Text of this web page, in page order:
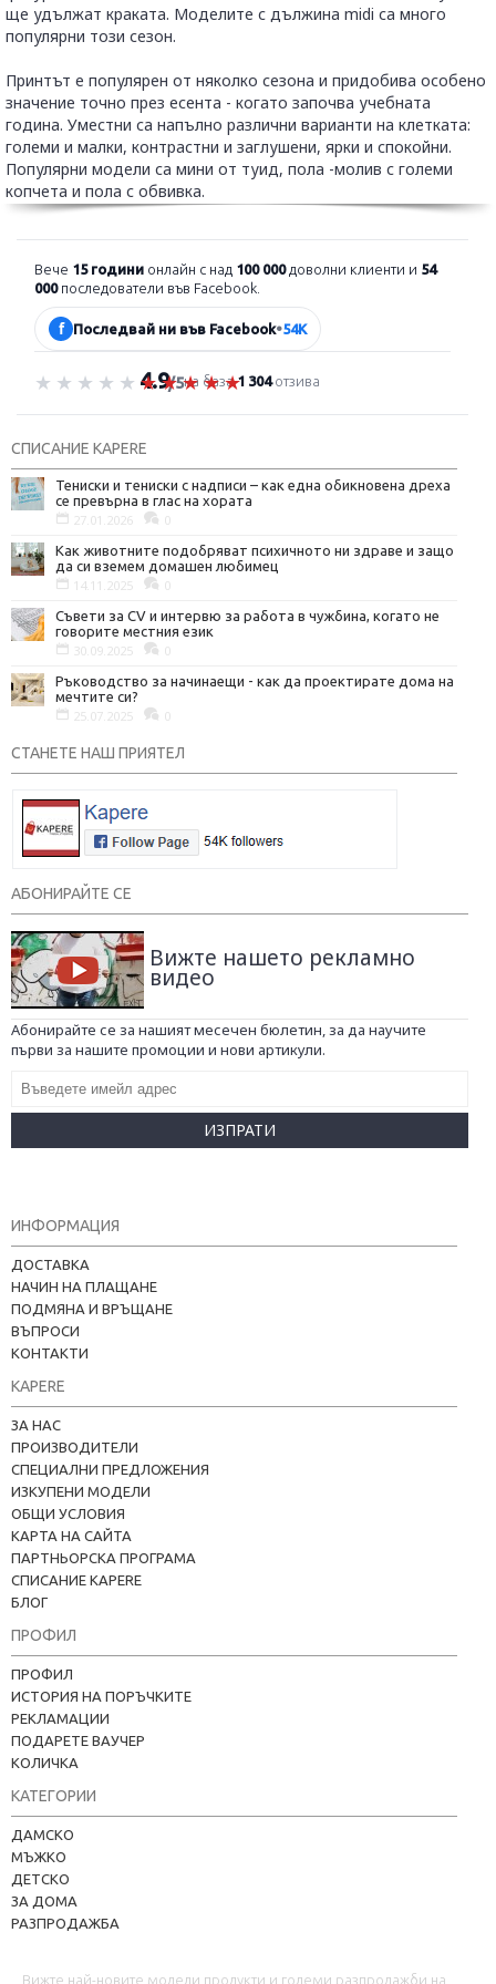
ще удължат краката. Моделите с дължина midi са много
популярни този сезон.
Принтът е популярен от няколко сезона и придобива особено
значение точно през есента - когато започва учебната
година. Уместни са напълно различни варианти на клетката:
големи и малки, контрастни и заглушени, ярки и спокойни.
Популярни модели са мини от туид, пола -молив с големи
копчета и пола с обвивка.
Вече 15 години онлайн с над 100 000доволни клиенти и 54
000последователи във Facebook.
f Последвай ни във Facebook•54K
Оценка 4.9 от 5
4.9/5на база1 304отзива
СПИСАНИЕ KAPERE
Тениски и тениски с надписи – как една обикновена дреха
се превърна в глас на хората
27.01.2026 0
Как животните подобряват психичното ни здраве и защо
да си вземем домашен любимец
14.11.2025 0
Съвети за CV и интервю за работа в чужбина, когато не
говорите местния език
30.09.2025 0
Ръководство за начинаещи - как да проектирате дома на
мечтите си?
25.07.2025 0
СТАНЕТЕ НАШ ПРИЯТЕЛ
АБОНИРАЙТЕ СЕ
Вижте нашето рекламно
видео
Абонирайте се за нашият месечен бюлетин, за да научите
първи за нашите промоции и нови артикули.
ИЗПРАТИ
ИНФОРМАЦИЯ
ДОСТАВКА
НАЧИН НА ПЛАЩАНЕ
ПОДМЯНА И ВРЪЩАНЕ
ВЪПРОСИ
КОНТАКТИ
KAPERE
ЗА НАС
ПРОИЗВОДИТЕЛИ
СПЕЦИАЛНИ ПРЕДЛОЖЕНИЯ
ИЗКУПЕНИ МОДЕЛИ
ОБЩИ УСЛОВИЯ
КАРТА НА САЙТА
ПАРТНЬОРСКА ПРОГРАМА
СПИСАНИЕ KAPERE
БЛОГ
ПРОФИЛ
ПРОФИЛ
ИСТОРИЯ НА ПОРЪЧКИТЕ
РЕКЛАМАЦИИ
ПОДАРЕТЕ ВАУЧЕР
КОЛИЧКА
КАТЕГОРИИ
ДАМСКО
МЪЖКО
ДЕТСКО
ЗА ДОМА
РАЗПРОДАЖБА
Вижте най-новите модели продукти и големи разпродажби на
Kapere.com